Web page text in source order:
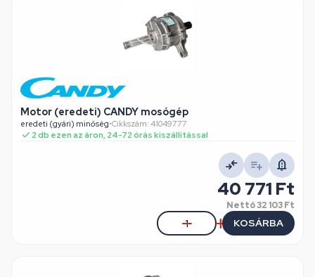
Motor (eredeti) CANDY mosógép
eredeti (gyári) minőség•Cikkszám: 41049777
2 db ezen az áron, 24-72 órás kiszállítással
40 771 Ft
Nettó32 103 Ft
KOSÁRBA